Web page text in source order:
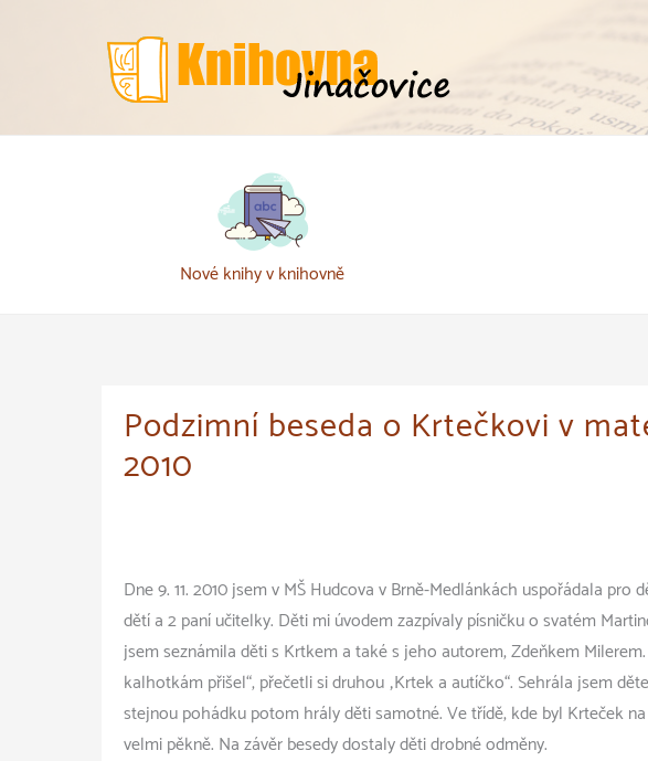
Nové knihy v knihovně
Podzimní beseda o Krtečkovi v
2010
Dne 9. 11. 2010 jsem v MŠ Hudcova v Brně-Medlánkách uspořádala
dětí a 2 paní učitelky. Děti mi úvodem zazpívaly písničku o svatém
jsem seznámila děti s Krtkem a také s jeho autorem, Zdeňkem
kalhotkám přišel“, přečetli si druhou „Krtek a autíčko“. Sehrála jsem
stejnou pohádku potom hrály děti samotné. Ve třídě, kde byl Krteček
velmi pěkně. Na závěr besedy dostaly děti drobné odměny.